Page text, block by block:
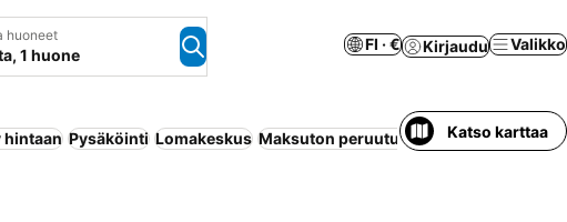
huoneet
1 huone
FI · € Kirjaudu Valikko
hintaan Pysäköinti Lomakeskus Maksuton peruutus Uima-allas
Katso karttaa